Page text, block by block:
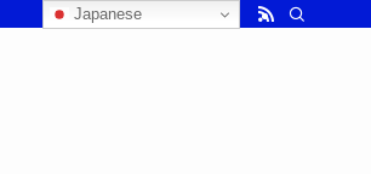
Japanese